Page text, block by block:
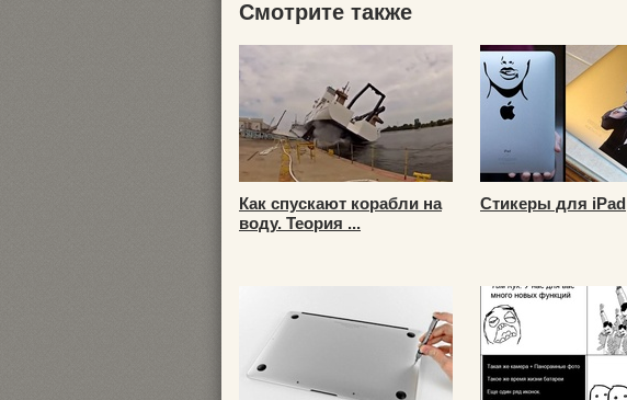
Смотрите также
Как спускают корабли на
воду. Теория ...
Стикеры для iPad